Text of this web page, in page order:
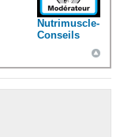
Nutrimuscle-
Conseils